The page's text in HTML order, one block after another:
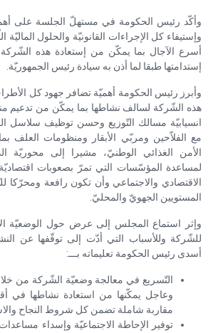
وأكّد رئيس الحكومة في مستهلّ الجلسة على
وإستيفاء كل الإجراءات القانونيّة والحلول
أسرع الآجال بما يمكّن من إستعادة هذه
إستدامتها طبقا لما أذن به سيادة رئيس الجمهوريّة.
وأبرز رئيس الحكومة أهميّة تضافر جهود كل
هذه الشّركة لسالف نشاطها بما يمكّن من تدعيم
انسيابيّة مسالك التّوزيع وحسن توظيف سلاسل
مع الفلاّحين ومربّي الأبقار ومنظومات العلف
الأمن الغذائي الوطنيّ، مشيرا إلى محوريّة
لمساعدة المؤسّسات التي تمرّ بصعوبات
الاقتصادي والاجتماعي وأن تكون رافعة ومحرّكا
المستويين الجهويّ والمحليّ.
وإثر استماع المجلس إلى عرض حول الوضعيّة
أسدى رئيس الحكومة تعليماته بـــ:
التّسريع في معالجة وضعيّة الشّركة من
وعاجل يمكّنها من استعادة نشاطها في
مقاربة شاملة تضمن كل شروط النجاح
توفير الإحاطة الاجتماعيّة وإسداء